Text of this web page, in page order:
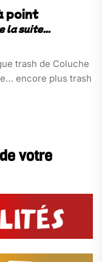
point
trash de Coluche
encore plus trash
votre